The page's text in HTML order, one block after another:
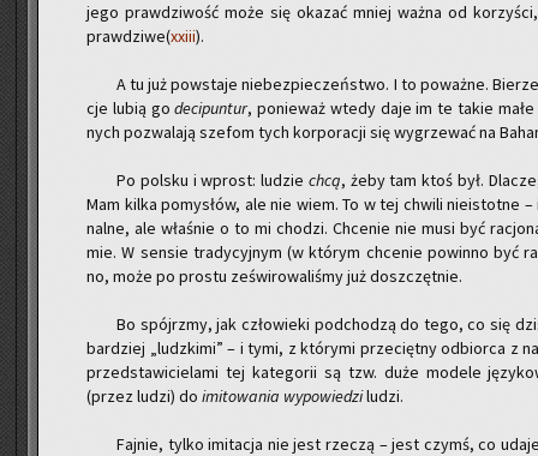
jego praw­dzi­wość może się oka­zać mniej ważna od
praw­dzi­we(xxiii).
A tu już po­wsta­je nie­bez­pie­czeń­stwo. I to po­waż­ne.
cje lubią gode­ci­pun­tur, po­nie­waż wtedy daje im te takie
nych po­zwa­la­ją sze­fom tych kor­po­ra­cji się wy­grze­wać na
Po pol­sku i wprost: lu­dzie chcą, żeby tam ktoś był.
Mam kilka po­my­słów, ale nie wiem. To w tej chwi­li
nal­ne, ale wła­śnie o to mi cho­dzi. Chce­nie nie musi być
mie. W sen­sie tra­dy­cyj­nym (w któ­rym chce­nie po­win­no być
no, może po pro­stu ze­świ­ro­wa­li­śmy już do­szczęt­nie.
Bo spójrz­my, jak czło­wie­ki pod­cho­dzą do tego, co się
bar­dziej „ludz­ki­mi” – i tymi, z któ­ry­mi prze­cięt­ny od­bior­ca z
przed­sta­wi­cie­la­mi tej ka­te­go­rii są tzw. duże mo­de­le
(przez ludzi) do imi­to­wa­nia wy­po­wie­dziludzi.
Faj­nie, tylko imi­ta­cja nie jest rze­czą – jest czymś, co